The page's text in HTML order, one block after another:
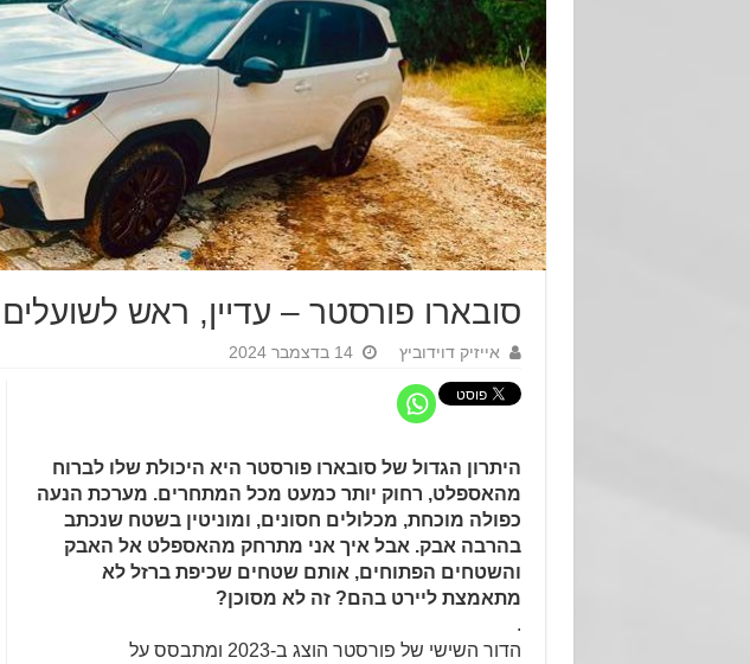
סובארו פורסטר – עדיין, ראש לשועלים
אייזיק דוידוביץ 14 בדצמבר 2024
היתרון הגדול של סובארו פורסטר היא היכולת שלו לברוח
מהאספלט, רחוק יותר כמעט מכל המתחרים. מערכת הנעה
כפולה מוכחת, מכלולים חסונים, ומוניטין בשטח שנכתב
בהרבה אבק. אבל איך אני מתרחק מהאספלט אל האבק
והשטחים הפתוחים, אותם שטחים שכיפת ברזל לא
מתאמצת ליירט בהם? זה לא מסוכן?
.
הדור השישי של פורסטר הוצג ב-2023 ומתבסס על